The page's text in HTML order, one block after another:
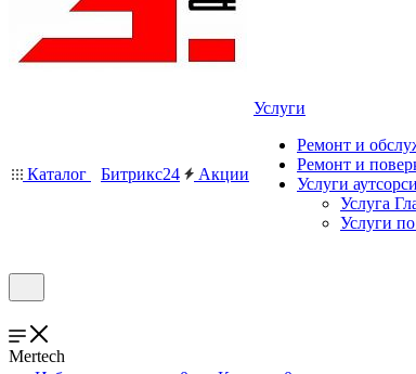
Каталог Битрикс24 Акции
Услуги
Ремонт и
Ремонт и
Услуги
Услуга
Услуги
Mertech